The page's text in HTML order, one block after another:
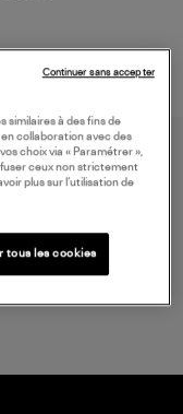
similaires à des fins de
collaboration avec des
choix via « Paramétrer »,
ceux non strictement
plus sur l’utilisation de
tous les cookies
Continuer sans accepter